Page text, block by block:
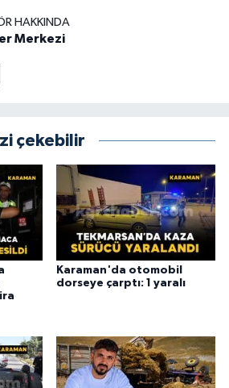
HAKKINDA
Merkezi
çekebilir
Karaman'da otomobil
dorseye çarptı: 1 yaralı